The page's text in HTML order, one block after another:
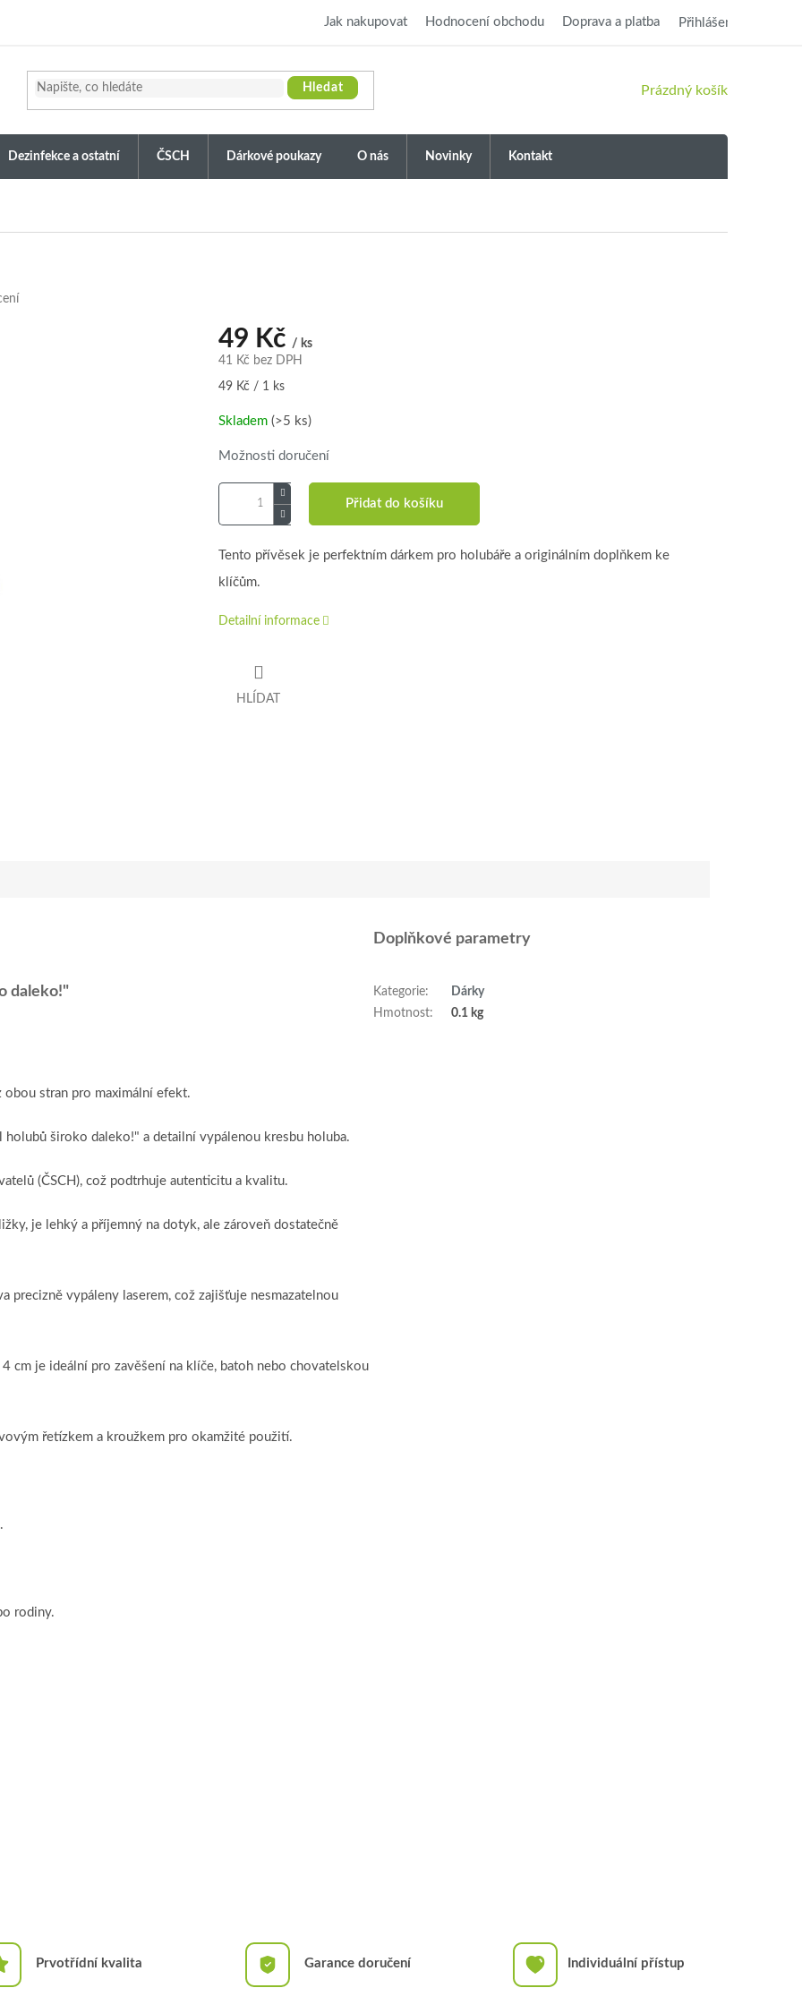
Jak nakupovat Hodnocení obchodu Doprava a platba Přihlášení
Hledat
NÁKUPNÍ
Prázdný košík
Dezinfekce a ostatní ČSCH Dárkové poukazy O nás Novinky Kontakt
49 Kč / ks
41 Kč bez DPH
Měrná
49 Kč / 1 ks
Skladem (>5 ks)
Možnosti doručení
Přidat do košíku
Tento přívěsek je perfektním dárkem pro holubáře a originálním doplňkem ke
klíčům.
Detailní informace
HLÍDAT
daleko!"
obou stran pro maximální efekt.
holubů široko daleko!" a detailní vypálenou kresbu holuba.
(ČSCH), což podtrhuje autenticitu a kvalitu.
je lehký a příjemný na dotyk, ale zároveň dostatečně
precizně vypáleny laserem, což zajišťuje nesmazatelnou
4 cm je ideální pro zavěšení na klíče, batoh nebo chovatelskou
řetízkem a kroužkem pro okamžité použití.
rodiny.
Doplňkové parametry
Kategorie:
Dárky
Hmotnost: 0.1 kg
Prvotřídní kvalita Garance doručení Individuální přístup